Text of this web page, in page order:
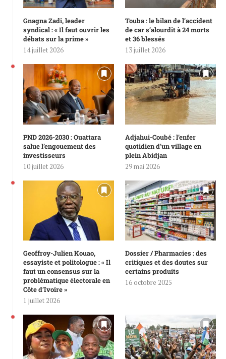
Gnagna Zadi, leader
syndical : « Il faut ouvrir les
débats sur la prime »
14 juillet 2026
Touba : le bilan de l’accident
de car s’alourdit à 24 morts
et 36 blessés
13 juillet 2026
PND 2026-2030 : Ouattara
salue l’engouement des
investisseurs
10 juillet 2026
Adjahui-Coubé : l’enfer
quotidien d’un village en
plein Abidjan
29 mai 2026
Geoffroy-Julien Kouao,
essayiste et politologue : « Il
faut un consensus sur la
problématique électorale en
Côte d’Ivoire »
1 juillet 2026
Dossier / Pharmacies : des
critiques et des doutes sur
certains produits
16 octobre 2025